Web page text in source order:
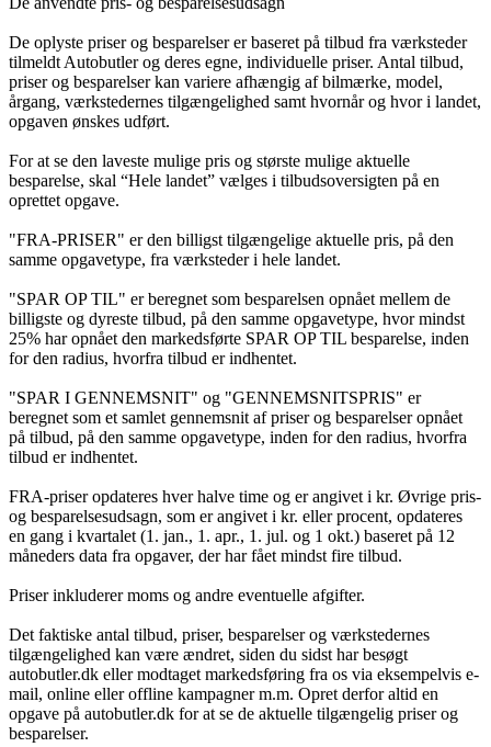
De oplyste priser og besparelser er baseret på tilbud fra værksteder
tilmeldt Autobutler og deres egne, individuelle priser. Antal tilbud,
priser og besparelser kan variere afhængig af bilmærke, model,
årgang, værkstedernes tilgængelighed samt hvornår og hvor i landet,
opgaven ønskes udført.
For at se den laveste mulige pris og største mulige aktuelle
besparelse, skal “Hele landet” vælges i tilbudsoversigten på en
oprettet opgave.
"FRA-PRISER" er den billigst tilgængelige aktuelle pris, på den
samme opgavetype, fra værksteder i hele landet.
"SPAR OP TIL" er beregnet som besparelsen opnået mellem de
billigste og dyreste tilbud, på den samme opgavetype, hvor mindst
25% har opnået den markedsførte SPAR OP TIL besparelse, inden
for den radius, hvorfra tilbud er indhentet.
"SPAR I GENNEMSNIT" og "GENNEMSNITSPRIS" er
beregnet som et samlet gennemsnit af priser og besparelser opnået
på tilbud, på den samme opgavetype, inden for den radius, hvorfra
tilbud er indhentet.
FRA-priser opdateres hver halve time og er angivet i kr. Øvrige pris-
og besparelsesudsagn, som er angivet i kr. eller procent, opdateres
en gang i kvartalet (1. jan., 1. apr., 1. jul. og 1 okt.) baseret på 12
måneders data fra opgaver, der har fået mindst fire tilbud.
Priser inkluderer moms og andre eventuelle afgifter.
Det faktiske antal tilbud, priser, besparelser og værkstedernes
tilgængelighed kan være ændret, siden du sidst har besøgt
autobutler.dk eller modtaget markedsføring fra os via eksempelvis e-
mail, online eller offline kampagner m.m. Opret derfor altid en
opgave på autobutler.dk for at se de aktuelle tilgængelig priser og
besparelser.